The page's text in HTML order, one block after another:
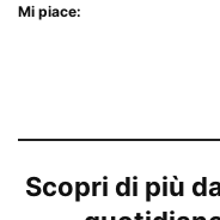
Mi piace:
Scopri di più